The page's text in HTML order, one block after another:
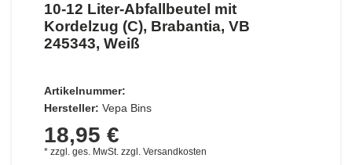
10-12 Liter-Abfallbeutel mit
Kordelzug (C), Brabantia, VB
245343, Weiß
Artikelnummer:
Hersteller: Vepa Bins
18,95 €
* zzgl. ges. MwSt.zzgl. Versandkosten